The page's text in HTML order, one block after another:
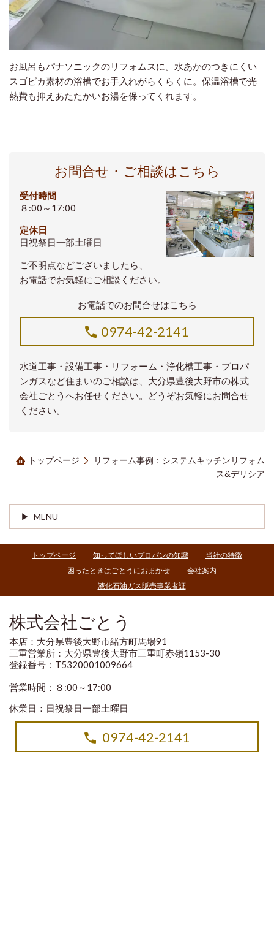
お風呂もパナソニックのリフォムスに。水あかのつきにくい
スゴピカ素材の浴槽でお手入れがらくらくに。保温浴槽で光
熱費も抑えあたたかいお湯を保ってくれます。
お問合せ・ご相談はこちら
受付時間
８:00～17:00
定休日
日祝祭日一部土曜日
ご不明点などございましたら、
お電話でお気軽にご相談ください。
お電話でのお問合せはこちら
0974-42-2141
水道工事・設備工事・リフォーム・浄化槽工事・プロパ
ンガスなど住まいのご相談は、大分県豊後大野市の株式
会社ごとうへお任せください。どうぞお気軽にお問合せ
ください。
トップページ
リフォーム事例：システムキッチンリフォム
ス&デリシア
MENU
トップページ 知ってほしいプロパンの知識
当社の特徴
困ったときはごとうにおまかせ
会社案内
液化石油ガス販売事業者証
株式会社ごとう
本店：大分県豊後大野市緒方町馬場91
三重営業所：大分県豊後大野市三重町赤嶺1153-30
登録番号：T5320001009664
営業時間：８:00～17:00
休業日：日祝祭日一部土曜日
0974-42-2141